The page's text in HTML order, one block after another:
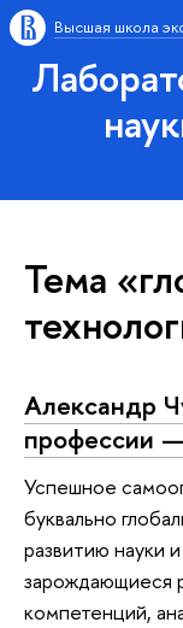
Высшая школа
Тема
Александр
профессии
Успешное
буквально
развитию науки
зарождающиеся
компетенций,